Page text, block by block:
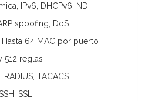
IPv6, DHCPv6, ND
spoofing, DoS
64 MAC por puerto
512 reglas
TACACS+
SSL